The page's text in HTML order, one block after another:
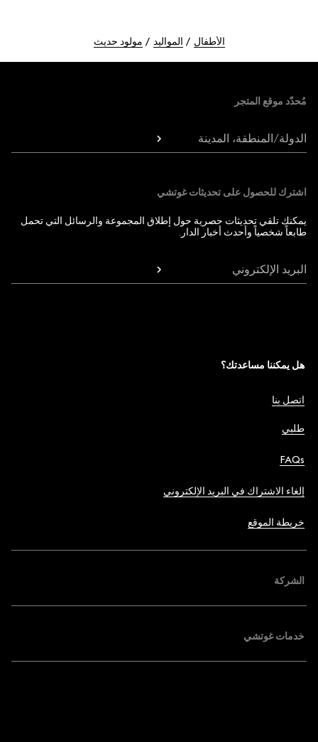
الأطفال المواليد مولود حديث
مُحدّد موقع المتجر
الدولة/المنطقة، المدينة
اشترك للحصول على تحديثات غوتشي
يمكنك تلقي تحديثات حصرية حول إطلاق المجموعة والرسائل التي تحمل
طابعاً شخصياً وأحدث أخبار الدار.
البريد الإلكتروني
هل يمكننا مساعدتك؟
اتصل بنا
طلبي
FAQs
إلغاء الاشتراك في البريد الإلكتروني
خريطة الموقع
الشركة
خدمات غوتشي